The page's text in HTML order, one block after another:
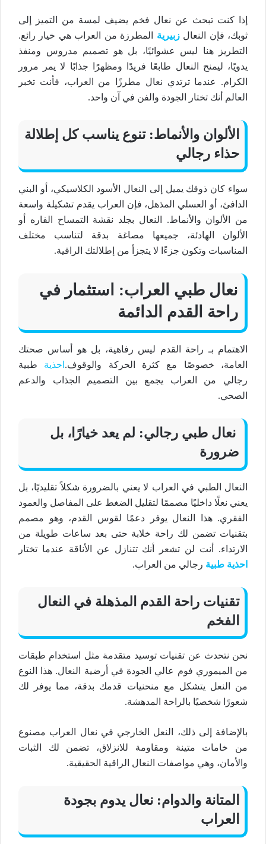
إذا كنت تبحث عن نعال فخم يضيف لمسة من التميز إلى
ثوبك، فإن
النعالزبيرية المطرزة من العراب هي خيار رائع.
التطريز هنا ليس عشوائيًا، بل هو تصميم مدروس ومنفذ
يدويًا، ليمنح
النعال طابعًا فريدًا ومظهرًا جذابًا لا يمر مرور
الكرام. عندما ترتدي نعال مطرزًا من العراب، فأنت تخبر
العالم أنك تختار
الجودة والفن في آن واحد.
الألوان والأنماط: تنوع يناسب كل إطلالة
حذاء رجالي
سواء كان ذوقك يميل إلى النعال الأسود الكلاسيكي، أو البني
الدافئ، أو العسلي
المذهل، فإن العراب يقدم تشكيلة واسعة
من الألوان والأنماط.
النعال بجلد نقشة التمساح الفاره أو
الألوان الهادئة، جميعها مصاغة بدقة لتناسب مختلف
المناسبات وتكون جزءًا لا يتجزأ من إطلالتك الراقية.
نعال طبي العراب: استثمار في
راحة القدم الدائمة
الاهتمام بـ راحة القدم ليس رفاهية، بل هو أساس صحتك
العامة، خصوصًا مع كثرة الحركة والوقوف. احذية طبية
رجالي من العراب يجمع بين التصميم الجذاب والدعم
الصحي.
نعال طبي رجالي: لم يعد خيارًا، بل
ضرورة
النعال الطبي في العراب لا يعني بالضرورة شكلاً تقليديًا، بل
يعني نعلًا داخليًا مصممًا لتقليل الضغط على المفاصل والعمود
الفقري. هذا
النعال يوفر دعمًا لقوس القدم، وهو مصمم
بتقنيات تضمن لك راحة خلابة حتى بعد ساعات طويلة من
الارتداء. أنت لن تشعر أنك تتنازل عن الأناقة عندما تختار
احذية طبية رجالي من العراب.
تقنياتراحة القدم المذهلة في النعال
الفخم
نحن نتحدث عن تقنيات توسيد متقدمة مثل استخدام طبقات
من
الميموري فوم عالي الجودة في أرضية النعال. هذا النوع
من النعل يتشكل مع منحنيات قدمك بدقة، مما يوفر لك
شعورًا شخصيًا بالراحة المدهشة.
بالإضافة إلى ذلك، النعل الخارجي في نعال العراب مصنوع
من خامات متينة ومقاومة للانزلاق، تضمن لك الثبات
والأمان، وهي مواصفات النعال الراقية الحقيقية.
المتانة والدوام:نعال يدوم بجودة
العراب